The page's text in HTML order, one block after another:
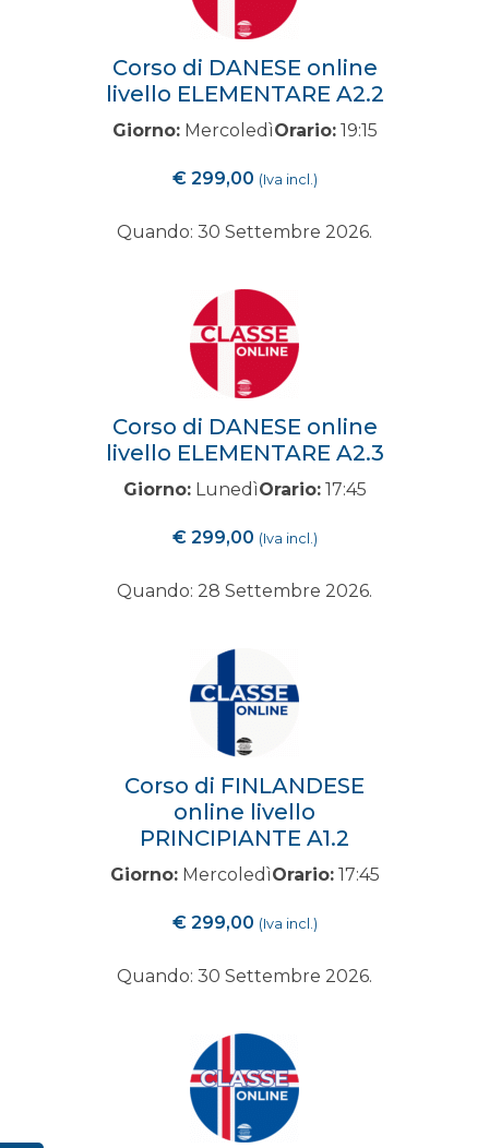
Corso di DANESE online
livello ELEMENTARE A2.2
Giorno:MercoledìOrario:19:15
€299,00 (Iva incl.)
Quando: 30 Settembre 2026.
Corso di DANESE online
livello ELEMENTARE A2.3
Giorno:LunedìOrario:17:45
€299,00 (Iva incl.)
Quando: 28 Settembre 2026.
Corso di FINLANDESE
online livello
PRINCIPIANTE A1.2
Giorno:MercoledìOrario:17:45
€299,00 (Iva incl.)
Quando: 30 Settembre 2026.